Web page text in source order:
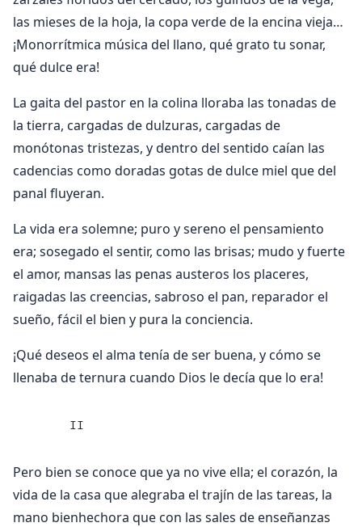
las mieses de la hoja, la copa verde de la encina vieja…
¡Monorrítmica música del llano, qué grato tu sonar,
qué dulce era!
La gaita del pastor en la colina lloraba las tonadas de
la tierra, cargadas de dulzuras, cargadas de
monótonas tristezas, y dentro del sentido caían las
cadencias como doradas gotas de dulce miel que del
panal fluyeran.
La vida era solemne; puro y sereno el pensamiento
era; sosegado el sentir, como las brisas; mudo y fuerte
el amor, mansas las penas austeros los placeres,
raigadas las creencias, sabroso el pan, reparador el
sueño, fácil el bien y pura la conciencia.
¡Qué deseos el alma tenía de ser buena, y cómo se
llenaba de ternura cuando Dios le decía que lo era!
      II
Pero bien se conoce que ya no vive ella; el corazón, la
vida de la casa que alegraba el trajín de las tareas, la
mano bienhechora que con las sales de enseñanzas